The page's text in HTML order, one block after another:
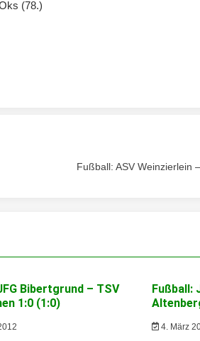
(78.)
Fußball: ASV Weinzierlein
Bibertgrund – TSV
1:0 (1:0)
Fußball:
4. März